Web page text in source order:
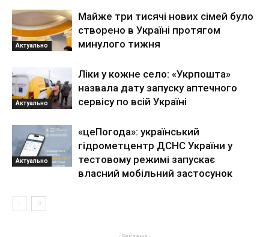
Актуально
Майже три тисячі нових сімей було
створено в Україні протягом
минулого тижня
Актуально
Ліки у кожне село: «Укрпошта»
назвала дату запуску аптечного
сервісу по всій Україні
Актуально
«цеПогода»: український
гідрометцентр ДСНС України у
тестовому режимі запускає
власний мобільний застосунок